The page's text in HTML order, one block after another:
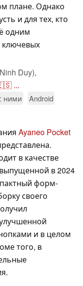
плане. Однако
и для тех, кто
одним
ключевых
Duy),
...
ними
Android
Ayaneo Pocket
в качестве
в 2024
форм-
своего
и в целом
того, в